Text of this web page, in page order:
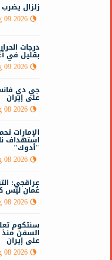
زلزال
09 2026
درجات
بقليل في
09 2026
جي دي
على إيران
08 2026
الإمارات
استهداف
"أدوك"
08 2026
عراقجي:
عُمان ليس
08 2026
سنتكوم
السفن منذ
على إيران
08 2026